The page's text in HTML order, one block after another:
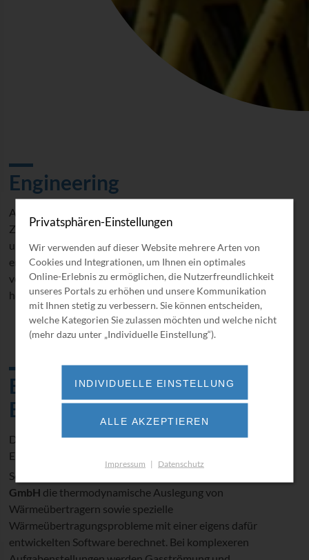
Engineering
Alle BORSIG Produkte stehen für höchste Qualität,
Zuverlässigkeit und optimale technische Umsetzung. Da
unsere vielfältigen Produkte alle den Kundenwünschen
entsprechend einzeln ausgelegt werden, versteht es sich
von selbst, das wir auf dem Gebiet des Engineering
hervorragend aufgestellt sind.
BORSIG Process Heat
Exchanger GmbH
Die BORSIG Gruppe verfügt über umfassende
Engineering-Kapazität in allen Geschäftsbereichen.
So werden bei der
GmbH die thermodynamische Auslegung von
Wärmeübertragern sowie spezielle
Wärmeübertragungsprobleme mit einer eigens dafür
entwickelten Software berechnet. Bei komplexeren
Privatsphären-Einstellungen
Wir verwenden auf dieser Website mehrere Arten von
Cookies und Integrationen, um Ihnen ein optimales
Online-Erlebnis zu ermöglichen, die Nutzerfreundlichkeit
unseres Portals zu erhöhen und unsere Kommunikation
mit Ihnen stetig zu verbessern. Sie können entscheiden,
welche Kategorien Sie zulassen möchten und welche nicht
(mehr dazu unter „Individuelle Einstellung“).
INDIVIDUELLE EINSTELLUNG
ALLE AKZEPTIEREN
Impressum | Datenschutz